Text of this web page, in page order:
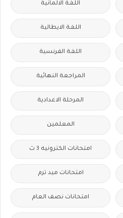
اللغة الالمانية
اللغة الايطالية
اللغة الفرنسية
المراجعة النهائية
المرحلة الاعدادية
المعلمين
امتحانات الكترونيه 3 ث
امتحانات ميد ترم
امتحانات نصف العام